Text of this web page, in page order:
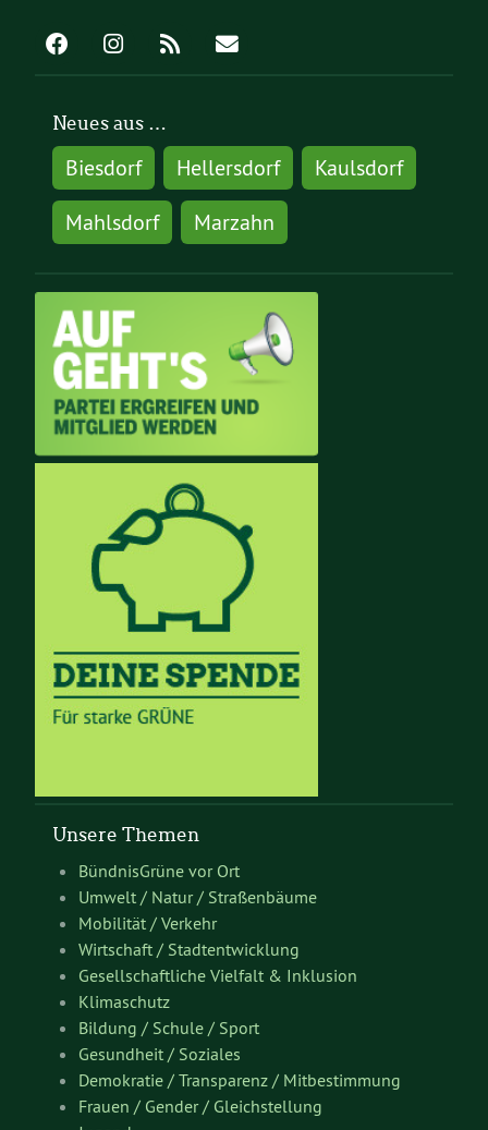
Neues aus …
Biesdorf Hellersdorf
Kaulsdorf
Mahlsdorf
Marzahn
Unsere Themen
BündnisGrüne vor Ort
Umwelt / Natur / Straßenbäume
Mobilität / Verkehr
Wirtschaft / Stadtentwicklung
Gesellschaftliche Vielfalt & Inklusion
Klimaschutz
Bildung / Schule / Sport
Gesundheit / Soziales
Demokratie / Transparenz / Mitbestimmung
Frauen / Gender / Gleichstellung